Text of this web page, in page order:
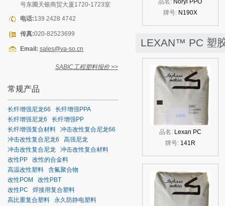
品名: Noryl PPO
牌号: N190X
LEXAN™ PC 塑
品名: Lexan PC
牌号: 141R
号东圃天银商贸大厦1720-1723室
电话:139 2428 4742
传真:020-82523699
Email: sales@va-so.cn
SABIC工程塑料报价 >>
常规产品
长纤增强尼龙66
长纤增强PPA
长纤增强尼龙6
长纤增强PP
长纤增强复合材料
冲击改性复合尼龙66
冲击改性复合尼龙6
高强尼龙
冲击改性复合尼龙
冲击改性复合材料
改性PP
改性的合金料
高温改性塑料
含氟聚合物
改性POM
改性PBT
改性PC
焊接用复合塑料
高比重复合塑料
永久防静电塑料